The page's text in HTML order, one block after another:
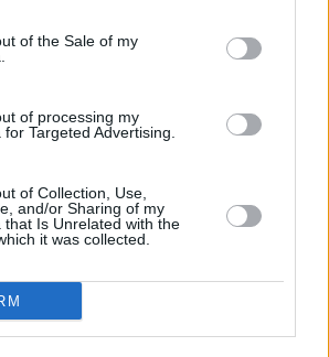
of the Sale of my
of processing my
Targeted Advertising.
of Collection, Use,
and/or Sharing of my
that Is Unrelated with the
it was collected.
την Πέμπτη. Λοιπόν, άκου, ο
άλλος», είπε χαρακτηριστικά
στην ανάρτησή του.